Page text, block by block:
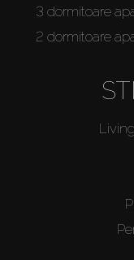
3 dormitoare
2 dormitoare